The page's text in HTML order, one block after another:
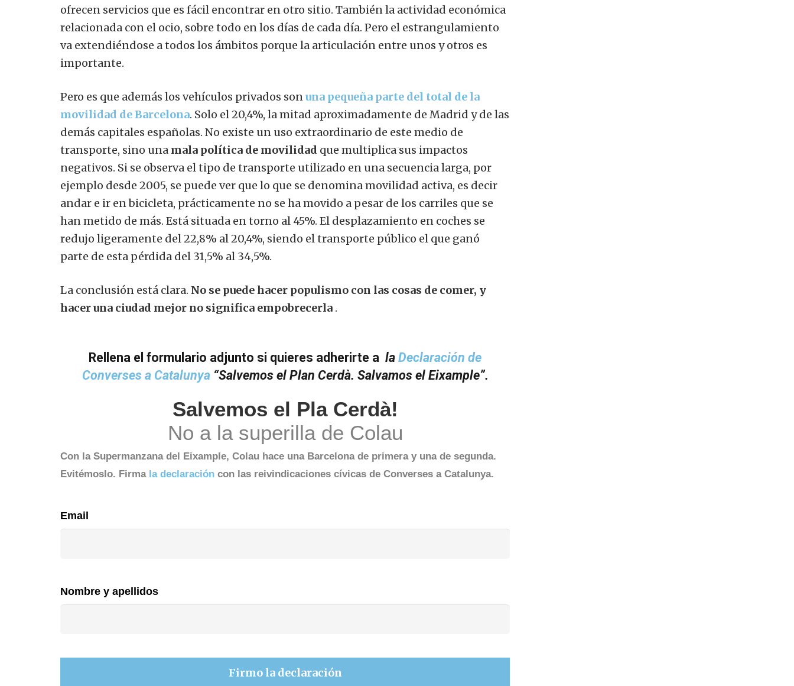
ofrecen servicios que es fácil encontrar en otro sitio. También la actividad económica
relacionada con el ocio, sobre todo en los días de cada día. Pero el estrangulamiento
va extendiéndose a todos los ámbitos porque la articulación entre unos y otros es
importante.
Pero es que además los vehículos privados sonuna pequeña parte del total de la
movilidad de Barcelona. Solo el 20,4%, la mitad aproximadamente de Madrid y de las
demás capitales españolas. No existe un uso extraordinario de este medio de
transporte, sino una mala política de movilidad que multiplica sus impactos
negativos. Si se observa el tipo de transporte utilizado en una secuencia larga, por
ejemplo desde 2005, se puede ver que lo que se denomina movilidad activa, es decir
andar e ir en bicicleta, prácticamente no se ha movido a pesar de los carriles que se
han metido de más. Está situada en torno al 45%. El desplazamiento en coches se
redujo ligeramente del 22,8% al 20,4%, siendo el transporte público el que ganó
parte de esta pérdida del 31,5% al ​​34,5%.
La conclusión está clara. No se puede hacer populismo con las cosas de comer, y
hacer una ciudad mejor no significa empobrecerla .
Rellena el formulario adjunto si quieres adherirte a laDeclaración de
Converses a Catalunya“Salvemos el Plan Cerdà. Salvamos el Eixample”.
Salvemos el Pla Cerdà!
No a la superilla de Colau
Con la Supermanzana del Eixample, Colau hace una Barcelona de primera y una de segunda.
Evitémoslo. Firma la declaración con las reivindicaciones cívicas de Converses a Catalunya.
Email
Nombre y apellidos